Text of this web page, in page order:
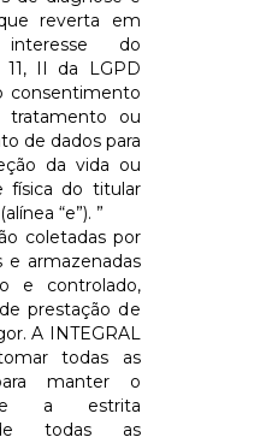
reverta em
do
II da LGPD
consentimento
tratamento ou
de dados para
da vida ou
física do titular
“e”). ”
coletadas por
e armazenadas
e controlado,
prestação de
A INTEGRAL
todas as
manter o
e a estrita
de todas as